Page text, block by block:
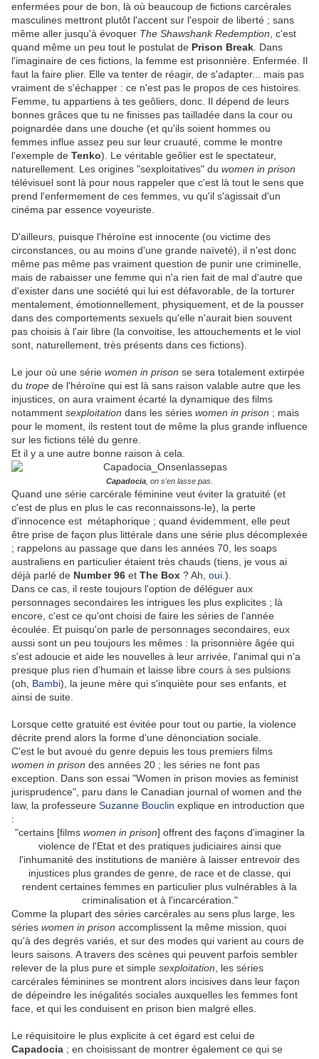
enfermées pour de bon, là où beaucoup de fictions carcérales
masculines mettront plutôt l'accent sur l'espoir de liberté ; sans
même aller jusqu'à évoquer The Shawshank Redemption , c'est
quand même un peu tout le postulat de Prison Break . Dans
l'imaginaire de ces fictions, la femme est prisonnière. Enfermée. Il
faut la faire plier. Elle va tenter de réagir, de s'adapter... mais pas
vraiment de s'échapper : ce n'est pas le propos de ces histoires.
Femme, tu appartiens à tes geôliers, donc. Il dépend de leurs
bonnes grâces que tu ne finisses pas tailladée dans la cour ou
poignardée dans une douche (et qu'ils soient hommes ou
femmes influe assez peu sur leur cruauté, comme le montre
l'exemple de Tenko). Le véritable geôlier est le spectateur,
naturellement. Les origines "sexploitatives" du women in prison
télévisuel sont là pour nous rappeler que c'est là tout le sens que
prend l'enfermement de ces femmes, vu qu'il s'agissait d'un
cinéma par essence voyeuriste.
D'ailleurs, puisque l'héroïne est innocente (ou victime des
circonstances, ou au moins d'une grande naïveté), il n'est donc
même pas même pas vraiment question de punir une criminelle,
mais de rabaisser une femme qui n'a rien fait de mal d'autre que
d'exister dans une société qui lui est défavorable, de la torturer
mentalement, émotionnellement, physiquement, et de la pousser
dans des comportements sexuels qu'elle n'aurait bien souvent
pas choisis à l'air libre (la convoitise, les attouchements et le viol
sont, naturellement, très présents dans ces fictions).
Le jour où une série women in prison se sera totalement extirpée
du trope de l'héroïne qui est là sans raison valable autre que les
injustices, on aura vraiment écarté la dynamique des films
notamment sexploitation dans les séries women in prison ; mais
pour le moment, ils restent tout de même la plus grande influence
sur les fictions télé du genre.
Et il y a une autre bonne raison à cela.
Capadocia , on s'en lasse pas.
Quand une série carcérale féminine veut éviter la gratuité (et
c'est de plus en plus le cas reconnaissons-le), la perte
d'innocence est métaphorique ; quand évidemment, elle peut
être prise de façon plus littérale dans une série plus décomplexée
; rappelons au passage que dans les années 70, les soaps
australiens en particulier étaient très chauds (tiens, je vous ai
déjà parlé de Number 96 et The Box ? Ah, oui .).
Dans ce cas, il reste toujours l'option de déléguer aux
personnages secondaires les intrigues les plus explicites ; là
encore, c'est ce qu'ont choisi de faire les séries de l'année
écoulée. Et puisqu'on parle de personnages secondaires, eux
aussi sont un peu toujours les mêmes : la prisonnière âgée qui
s'est adoucie et aide les nouvelles à leur arrivée, l'animal qui n'a
presque plus rien d'humain et laisse libre cours à ses pulsions
(oh, Bambi), la jeune mère qui s'inquiète pour ses enfants, et
ainsi de suite.
Lorsque cette gratuité est évitée pour tout ou partie, la violence
décrite prend alors la forme d'une dénonciation sociale.
C'est le but avoué du genre depuis les tous premiers films
women in prison des années 20 ; les séries ne font pas
exception. Dans son essai "Women in prison movies as feminist
jurisprudence", paru dans le Canadian journal of women and the
law, la professeure Suzanne Bouclin explique en introduction que
:
"certains [films women in prison] offrent des façons d'imaginer la
violence de l'Etat et des pratiques judiciaires ainsi que
l'inhumanité des institutions de manière à laisser entrevoir des
injustices plus grandes de genre, de race et de classe, qui
rendent certaines femmes en particulier plus vulnérables à la
criminalisation et à l'incarcération."
Comme la plupart des séries carcérales au sens plus large, les
séries women in prison accomplissent la même mission, quoi
qu'à des degrés variés, et sur des modes qui varient au cours de
leurs saisons. A travers des scènes qui peuvent parfois sembler
relever de la plus pure et simple sexploitation , les séries
carcérales féminines se montrent alors incisives dans leur façon
de dépeindre les inégalités sociales auxquelles les femmes font
face, et qui les conduisent en prison bien malgré elles.
Le réquisitoire le plus explicite à cet égard est celui de
Capadocia ; en choisissant de montrer également ce qui se